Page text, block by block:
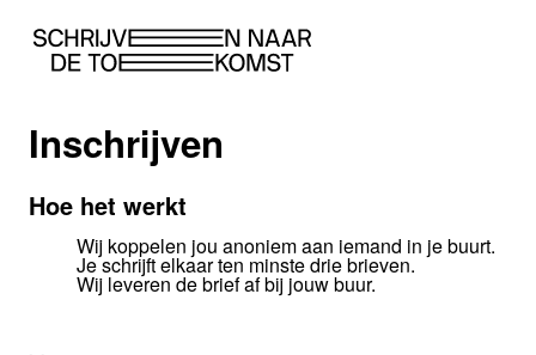
Inschrijven
Hoe het werkt
Wij koppelen jou anoniem aan iemand in je buurt.
Je schrijft elkaar ten minste drie brieven.
Wij leveren de brief af bij jouw buur.